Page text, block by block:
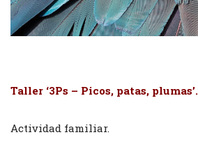
Taller ‘3Ps – Picos, patas, plumas’.
Actividad familiar.